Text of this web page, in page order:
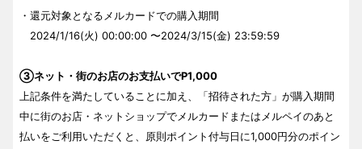
・還元対象となるメルカードでの購入期間
2024/1/16(火) 00:00:00 〜2024/3/15(金) 23:59:59
③ネット・街のお店のお支払いでP1,000
上記条件を満たしていることに加え、「招待された方」が購入期間
中に街のお店・ネットショップでメルカードまたはメルペイのあと
払いをご利用いただくと、原則ポイント付与日に1,000円分のポイン